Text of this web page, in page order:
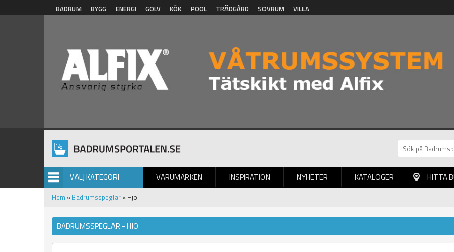
Hoppa till huvudinnehåll
BADRUM BYGG ENERGI GOLV KÖK POOL TRÄDGÅRD SOVRUM VILLA
VÄLJ KATEGORI VARUMÄRKEN INSPIRATION NYHETER
BILDGALLERI KATALOGER HITTA
Hem » Badrumsspeglar » Hjo
BADRUMSSPEGLAR - HJO